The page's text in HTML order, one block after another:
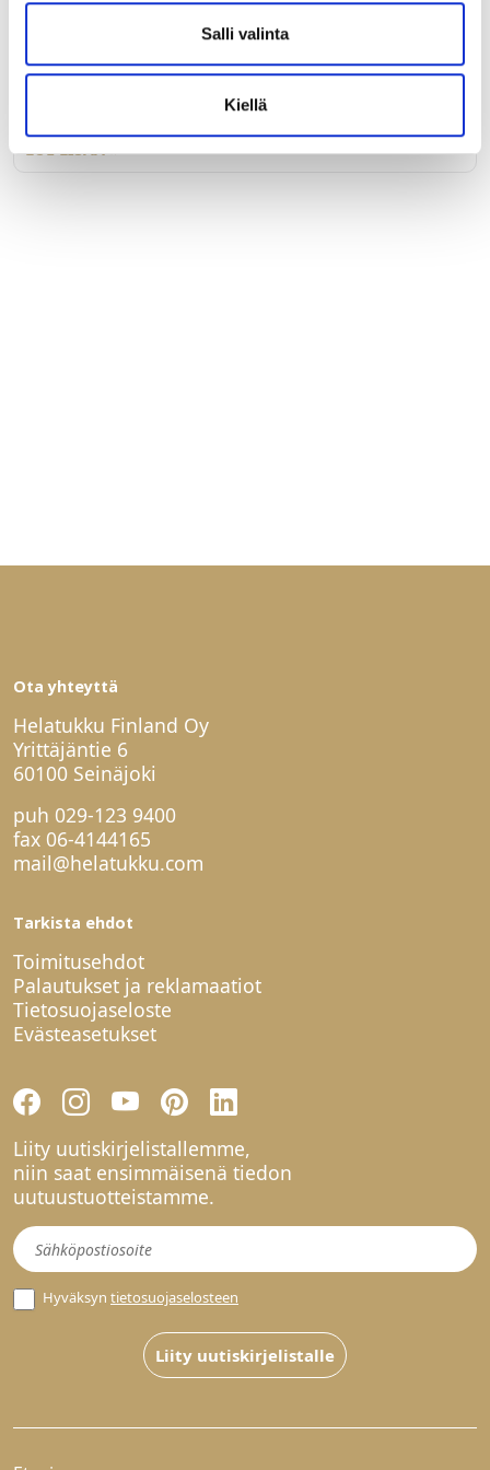
Salli valinta
Kiellä
Er reikätulppa 36 mm valkoinen.
LUE LISÄÄ »
Ota yhteyttä
Helatukku Finland Oy
Yrittäjäntie 6
60100 Seinäjoki
puh 029-123 9400
fax 06-4144165
mail@helatukku.com
Tarkista ehdot
Toimitusehdot
Palautukset ja reklamaatiot
Tietosuojaseloste
Evästeasetukset
Liity uutiskirjelistallemme,
niin saat ensimmäisenä tiedon
uutuustuotteistamme.
Uutiskirje
Hyväksyn tietosuojaselosteen
Liity uutiskirjelistalle